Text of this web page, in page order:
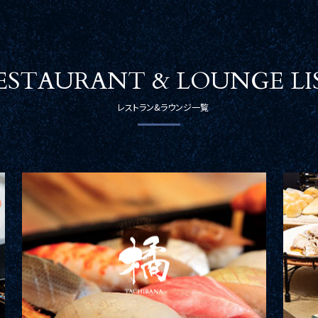
& LOUNGE
レストラン&ラウンジ一覧